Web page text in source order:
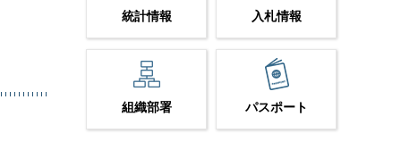
統計情報 入札情報
組織部署 パスポート